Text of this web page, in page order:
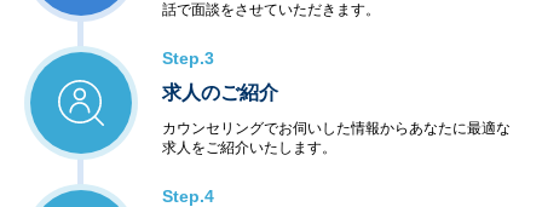
話で面談をさせていただきます。
Step.3
求人のご紹介
カウンセリングでお伺いした情報からあなたに最適な
求人をご紹介いたします。
Step.4